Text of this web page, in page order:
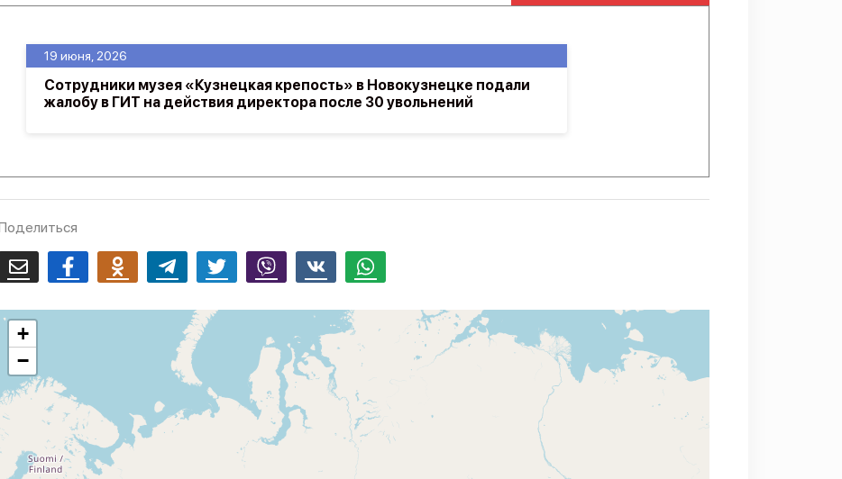
19 июня, 2026
Сотрудники музея «Кузнецкая крепость» в Новокузнецке подали
жалобу в ГИТ на действия директора после 30 увольнений
Email FacebookOdnoklassnikiTelegram Twitter Viber Whatsapp
+
−